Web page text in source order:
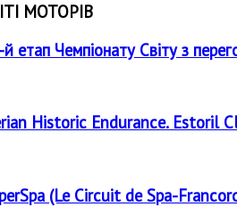
МОТОРІВ
етап Чемпіонату Світу з
Historic Endurance. Estoril
(Le Circuit de Spa-